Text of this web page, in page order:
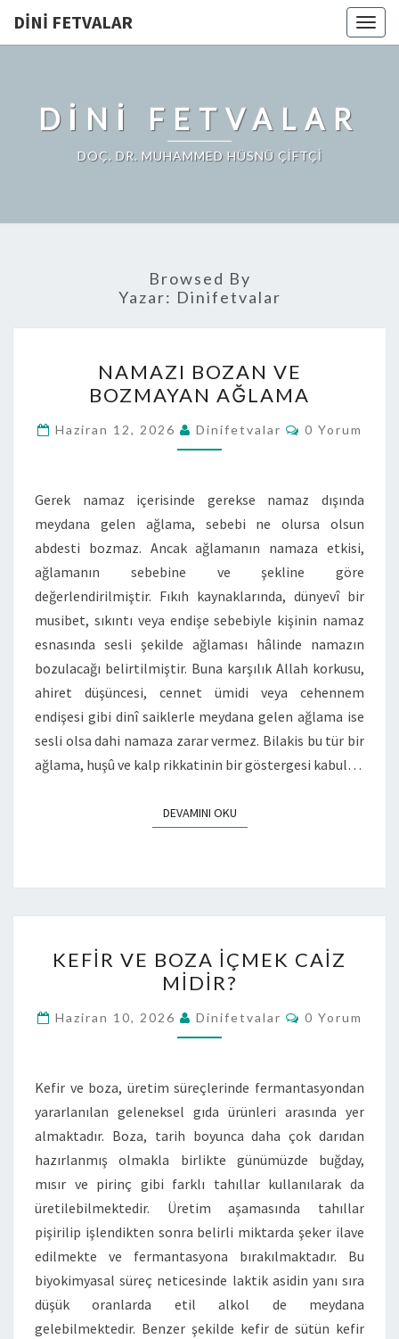
DINI FETVALAR
DINI FETVALAR
DOÇ. DR. MUHAMMED HÜSNÜ ÇİFTÇİ
Browsed By
Yazar: Dinifetvalar
NAMAZI BOZAN VE
BOZMAYAN AĞLAMA
Haziran 12, 2026 Dinifetvalar 0 Yorum
Gerek namaz içerisinde gerekse namaz dışında
meydana gelen ağlama, sebebi ne olursa olsun
abdesti bozmaz. Ancak ağlamanın namaza etkisi,
ağlamanın sebebine ve şekline göre
değerlendirilmiştir. Fıkıh kaynaklarında, dünyevî bir
musibet, sıkıntı veya endişe sebebiyle kişinin namaz
esnasında sesli şekilde ağlaması hâlinde namazın
bozulacağı belirtilmiştir. Buna karşılık Allah korkusu,
ahiret düşüncesi, cennet ümidi veya cehennem
endişesi gibi dinî saiklerle meydana gelen ağlama ise
sesli olsa dahi namaza zarar vermez. Bilakis bu tür bir
ağlama, huşû ve kalp rikkatinin bir göstergesi kabul…
DEVAMINI OKU
KEFIR VE BOZA IÇMEK CAIZ
MIDIR?
Haziran 10, 2026 Dinifetvalar 0 Yorum
Kefir ve boza, üretim süreçlerinde fermantasyondan
yararlanılan geleneksel gıda ürünleri arasında yer
almaktadır. Boza, tarih boyunca daha çok darıdan
hazırlanmış olmakla birlikte günümüzde buğday,
mısır ve pirinç gibi farklı tahıllar kullanılarak da
üretilebilmektedir. Üretim aşamasında tahıllar
pişirilip işlendikten sonra belirli miktarda şeker ilave
edilmekte ve fermantasyona bırakılmaktadır. Bu
biyokimyasal süreç neticesinde laktik asidin yanı sıra
düşük oranlarda etil alkol de meydana
gelebilmektedir. Benzer şekilde kefir de sütün kefir